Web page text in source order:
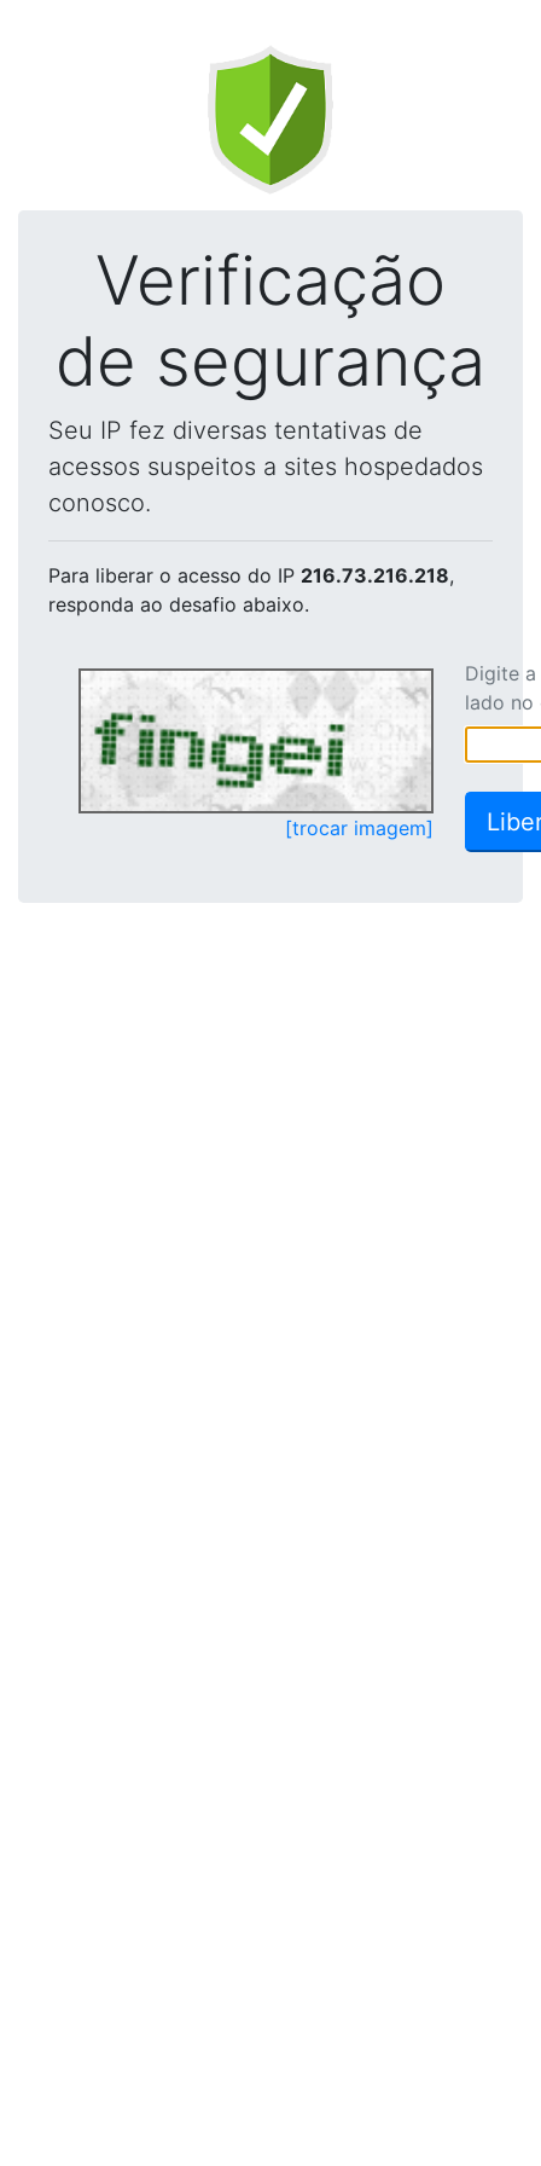
Verificação
de segurança
Seu IP fez diversas tentativas de
acessos suspeitos a sites hospedados
conosco.
Para liberar o acesso do IP 216.73.216.218,
responda ao desafio abaixo.
[trocar imagem]
Digite
lado no